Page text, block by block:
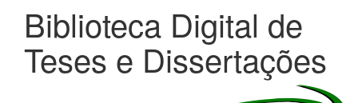
Biblioteca Digital de
Teses e Dissertações